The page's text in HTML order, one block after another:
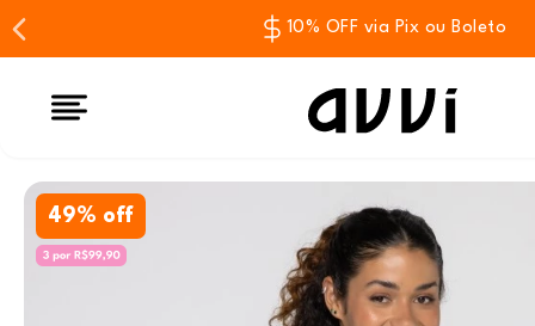
10% OFF via Pix ou Boleto
49% off